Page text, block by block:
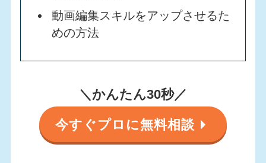
動画編集スキルをアップさせるた
めの方法
＼かんたん30秒／
今すぐプロに無料相談